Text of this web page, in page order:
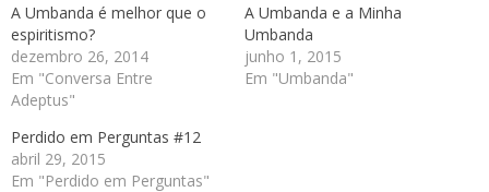
A Umbanda é melhor que o
espiritismo?
dezembro 26, 2014
Em "Conversa Entre
Adeptus"
A Umbanda e a Minha
Umbanda
junho 1, 2015
Em "Umbanda"
Perdido em Perguntas #12
abril 29, 2015
Em "Perdido em Perguntas"